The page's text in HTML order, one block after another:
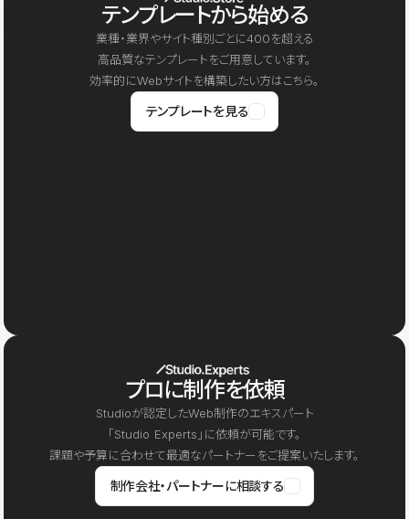
テンプレートから始める
業種・業界やサイト種別ごとに400を超える
高品質なテンプレートをご用意しています。
効率的にWebサイトを構築したい方はこちら。
テンプレートを見る
プロに制作を依頼
Studioが認定したWeb制作のエキスパート
「Studio Experts」に依頼が可能です。
課題や予算に合わせて最適なパートナーをご提案いたします。
制作会社・パートナーに相談する